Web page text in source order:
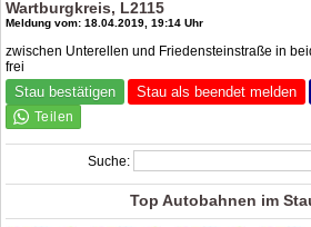
Wartburgkreis, L2115
Meldung vom: 18.04.2019, 19:14 Uhr
zwischen Unterellen und Friedensteinstraße in
frei
Stau bestätigen Stau als beendet melden
Suche:
Top Autobahnen im